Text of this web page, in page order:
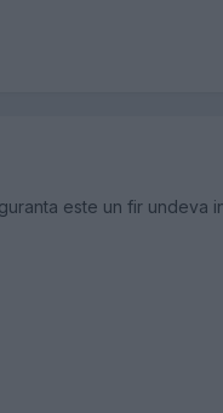
este un fir undeva